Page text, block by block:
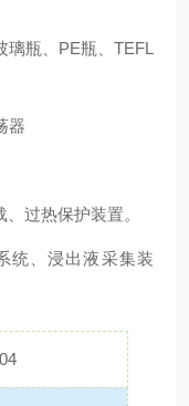
瓶、PE瓶、TEFL
过热保护装置。
统、浸出液采集装